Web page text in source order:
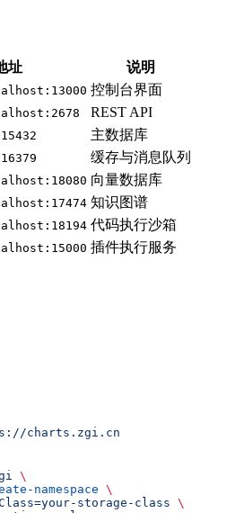
址
说明
控制台界面
REST API
主数据库
缓存与消息队列
向量数据库
知识图谱
代码执行沙箱
插件执行服务
charts.zgi.cn
\
namespace \
storage-class \